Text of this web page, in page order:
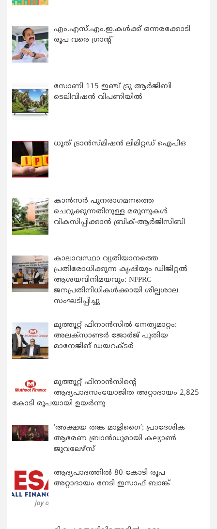
എം.എസ്.എം.ഇ.കൾക്ക് ഒന്നരക്കോടി
രൂപ വരെ ഗ്രാന്റ്
സോണി 115 ഇഞ്ച് ട്രൂ ആർജിബി
ടെലിവിഷൻ വിപണിയിൽ
ധൂത് ട്രാൻസ്മിഷൻ ലിമിറ്റഡ് ഐപിഒ
കാന്‍സര്‍ പുനരാഗമനത്തെ
ചെറുക്കുന്നതിനുള്ള മരുന്നുകള്‍
വികസിപ്പിക്കാന്‍ ബ്രിക്-ആര്‍ജിസിബി
കാലാവസ്ഥാ വ്യതിയാനത്തെ
പ്രതിരോധിക്കുന്ന കൃഷിയും ഡിജിറ്റൽ
ആശയവിനിമയവും: NFPRC
ജനപ്രതിനിധികൾക്കായി ശില്പശാല
സംഘടിപ്പിച്ചു
മുത്തൂറ്റ് ഫിനാൻസിൽ നേതൃമാറ്റം:
അലക്സാണ്ടർ ജോർജ് പുതിയ
മാനേജിങ് ഡയറക്ടർ
മുത്തൂറ്റ് ഫിനാൻസിന്റെ
ആദ്യപാദസംയോജിത അറ്റാദായം 2,825
കോടി രൂപയായി ഉയർന്നു
‘അക്ഷയ തങ്ക മാളിഗൈ’: പ്രാദേശിക
ആഭരണ ബ്രാന്‍ഡുമായി കല്യാണ്‍
ജുവലേഴ്‌സ്
ആദ്യപാദത്തിൽ 80 കോടി രൂപ
അറ്റാദായം നേടി ഇസാഫ് ബാങ്ക്